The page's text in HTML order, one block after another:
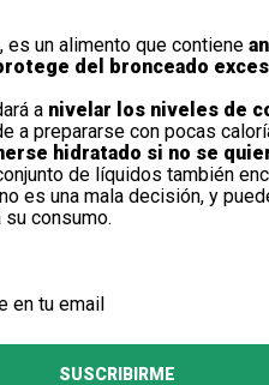
es un alimento que contiene
del bronceado
a nivelar los niveles de
a prepararse con pocas
hidratado si no se
de líquidos también
no es una mala decisión, y
consumo.
en tu email
SUSCRIBIRME